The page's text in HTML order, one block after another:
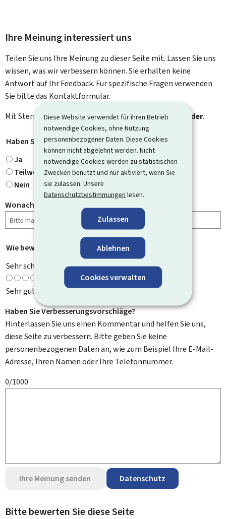
Diese Website verwendet für ihren Betrieb
notwendige Cookies, ohne Nutzung
personenbezogener Daten. Diese Cookies
können nicht abgelehnt werden. Nicht
notwendige Cookies werden zu statistischen
Zwecken benutzt und nur aktiviert, wenn Sie
sie zulassen. Unsere
Datenschutzbestimmungen lesen.
Zulassen
Ablehnen
Cookies verwalten
Ihre Meinung interessiert uns
Teilen Sie uns Ihre Meinung zu dieser Seite mit. Lassen Sie uns
wissen, was wir verbessern können. Sie erhalten keine
Antwort auf Ihr Feedback. Für spezifische Fragen verwenden
Sie bitte das Kontaktformular.
Mit Stern gekennzeichnete Felder ( * ) sindPflichtfelder.
Haben Sie gefunden, wonach Sie gesucht haben?
Ja
Teilweise
Nein
Wonach haben Sie gesucht?
Wie bewerten Sie diese Seite? *
Sehr schlecht
Sehr gut
Haben Sie Verbesserungsvorschläge?
Hinterlassen Sie uns einen Kommentar und helfen Sie uns,
diese Seite zu verbessern. Bitte geben Sie keine
personenbezogenen Daten an, wie zum Beispiel Ihre E-Mail-
Adresse, Ihren Namen oder Ihre Telefonnummer.
0/1000
Ihre Meinung senden Datenschutz
Bitte bewerten Sie diese Seite